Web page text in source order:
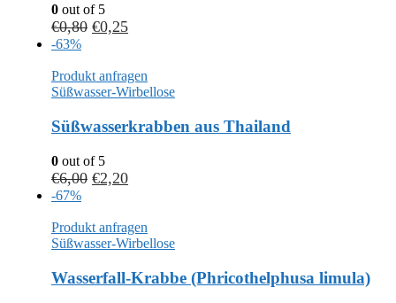
0 out of 5
€0,80 €0,25
-63%
Produkt anfragen
Süßwasser-Wirbellose
Süßwasserkrabben aus Thailand
0 out of 5
€6,00 €2,20
-67%
Produkt anfragen
Süßwasser-Wirbellose
Wasserfall-Krabbe (Phricothelphusa limula)